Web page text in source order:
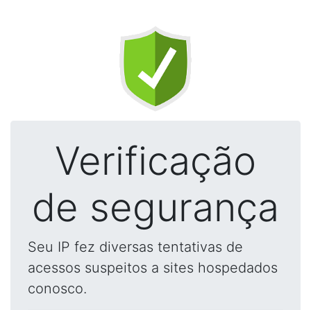
Verificação
de segurança
Seu IP fez diversas tentativas de
acessos suspeitos a sites hospedados
conosco.